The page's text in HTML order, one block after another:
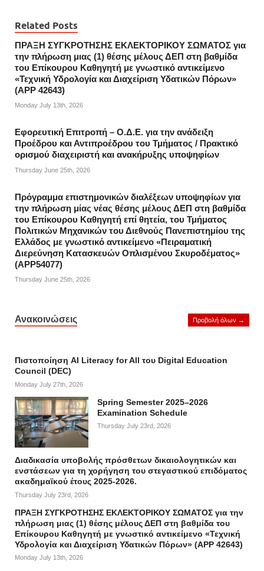
Related Posts
ΠΡΑΞΗ ΣΥΓΚΡΟΤΗΣΗΣ ΕΚΛΕΚΤΟΡΙΚΟΥ ΣΩΜΑΤΟΣ για
την πλήρωση μιας (1) θέσης μέλους ΔΕΠ στη βαθμίδα
του Επίκουρου Καθηγητή με γνωστικό αντικείμενο
«Τεχνική Υδρολογία και Διαχείριση Υδατικών Πόρων»
(APP 42643)
Monday July 13th, 2026
Εφορευτική Επιτροπή – Ο.Δ.Ε. για την ανάδειξη
Προέδρου και Αντιπροέδρου του Τμήματος / Πρακτικό
ορισμού διαχειριστή και ανακήρυξης υποψηφίων
Thursday June 25th, 2026
Πρόγραμμα επιστημονικών διαλέξεων υποψηφίων για
την πλήρωση μίας νέας θέσης μέλους ΔΕΠ στη βαθμίδα
του Επίκουρου Καθηγητή επί θητεία, του Τμήματος
Πολιτικών Μηχανικών του Διεθνούς Πανεπιστημίου της
Ελλάδος με γνωστικό αντικείμενο «Πειραματική
Διερεύνηση Κατασκευών Οπλισμένου Σκυροδέματος»
(APP54077)
Thursday June 25th, 2026
Ανακοινώσεις Προβολή όλων →
Πιστοποίηση AI Literacy for All του Digital Education
Council (DEC)
Monday July 27th, 2026
Spring Semester 2025–2026
Examination Schedule
Thursday July 23rd, 2026
Διαδικασία υποβολής πρόσθετων δικαιολογητικών και
ενστάσεων για τη χορήγηση του στεγαστικού επιδόματος
ακαδημαϊκού έτους 2025-2026.
Thursday July 23rd, 2026
ΠΡΑΞΗ ΣΥΓΚΡΟΤΗΣΗΣ ΕΚΛΕΚΤΟΡΙΚΟΥ ΣΩΜΑΤΟΣ για την
πλήρωση μιας (1) θέσης μέλους ΔΕΠ στη βαθμίδα του
Επίκουρου Καθηγητή με γνωστικό αντικείμενο «Τεχνική
Υδρολογία και Διαχείριση Υδατικών Πόρων» (APP 42643)
Monday July 13th, 2026